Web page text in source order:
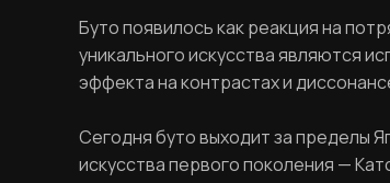
Буто появилось как реакция на
уникального искусства являются
эффекта на контрастах и
Сегодня буто выходит за пределы
искусства первого поколения —